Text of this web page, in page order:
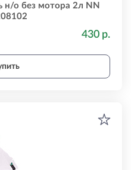
н/о без мотора 2л NN
430 р.